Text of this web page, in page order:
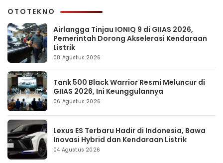
OTOTEKNO
Airlangga Tinjau IONIQ 9 di GIIAS 2026,
Pemerintah Dorong Akselerasi Kendaraan
Listrik
08 Agustus 2026
Tank 500 Black Warrior Resmi Meluncur di
GIIAS 2026, Ini Keunggulannya
06 Agustus 2026
Lexus ES Terbaru Hadir di Indonesia, Bawa
Inovasi Hybrid dan Kendaraan Listrik
04 Agustus 2026